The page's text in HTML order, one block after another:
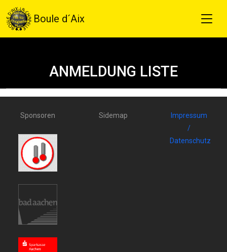
Boule d´Aix
ANMELDUNG LISTE
Sponsoren Sidemap
Impressum
/
Datenschutz